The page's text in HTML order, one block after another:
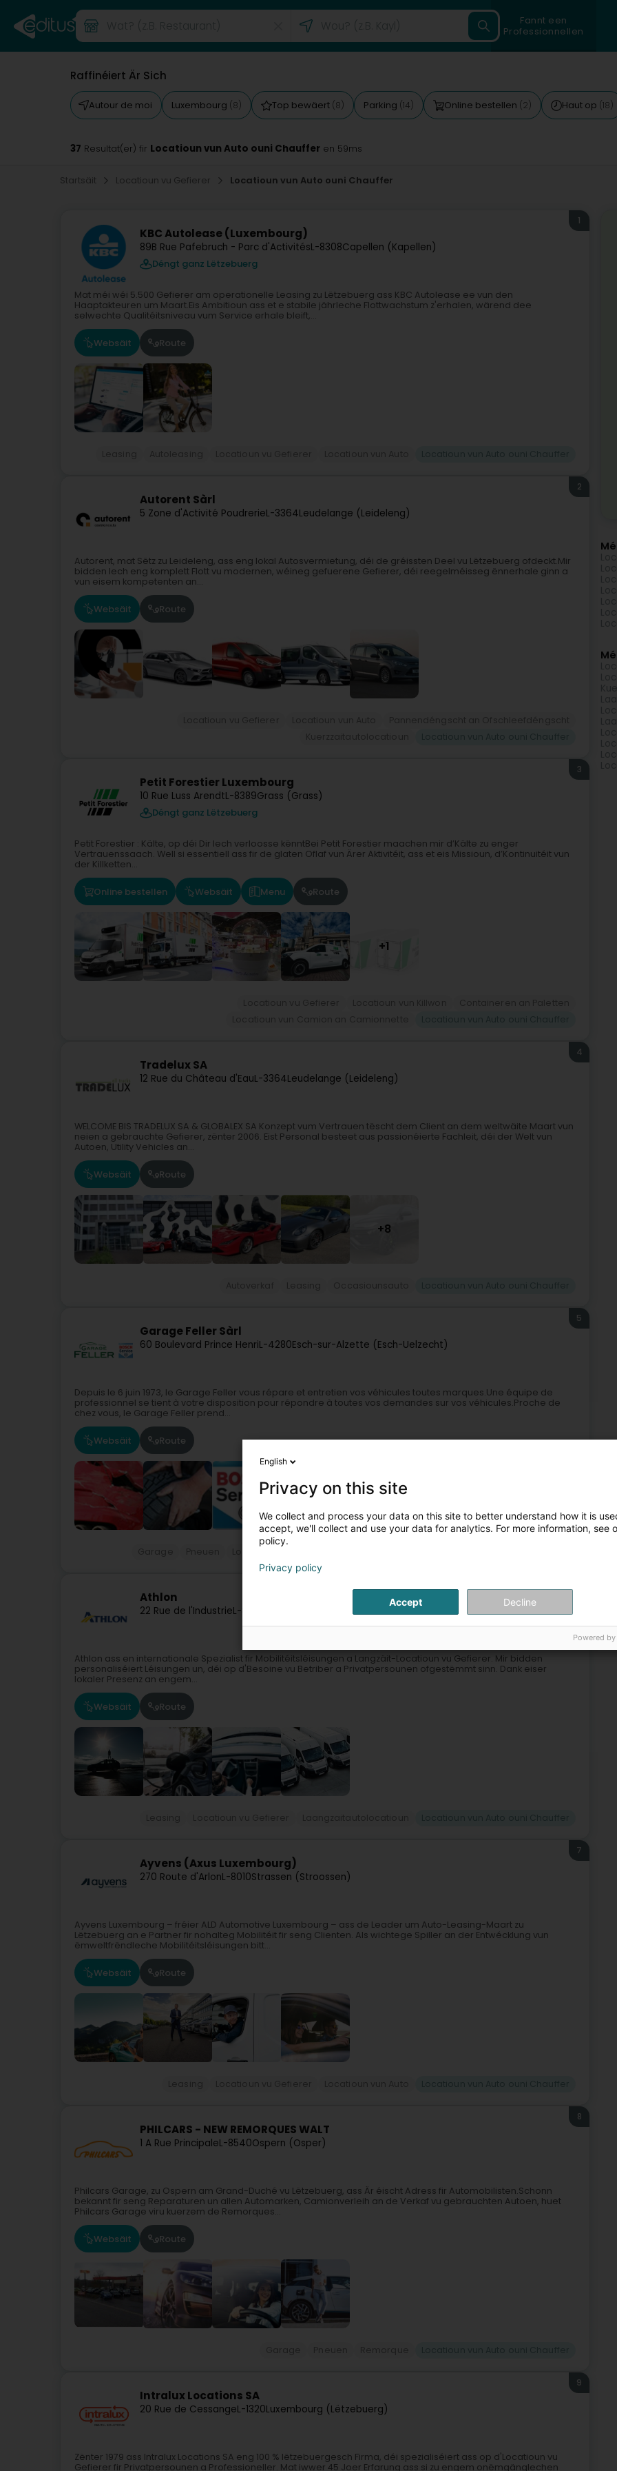
Fannt een
Professionnellen
Raffinéiert Är Sich
Autour de moi Luxembourg (8) Top bewäert (8) Parking (14) Online bestellen (2) Haut op (18)
37 Resultat(er) fir Locatioun vun Auto ouni Chauffer en 59ms
Startsäit Locatioun vu Gefierer Locatioun vun Auto ouni Chauffer
KBC Autolease (Luxembourg)
89B Rue Pafebruch - Parc d'ActivitésL-8308Capellen (Kapellen)
Déngt ganz Lëtzebuerg
1
Mat méi wéi 5.500 Gefierer am operationelle Leasing zu Lëtzebuerg ass KBC Autolease ee vun den
Haaptakteuren um Maart.Eis Ambitioun ass et e stabile jährleche Flottwachstum z'erhalen, wärend dee
selwechte Qualitéitsniveau vum Service erhale bleift,...
Websäit Route
Autorent Sàrl
5 Zone d'Activité PoudrerieL-3364Leudelange (Leideleng)
2
Autorent, mat Sëtz zu Leideleng, ass eng lokal Autosvermietung, déi de gréissten Deel vu Lëtzebuerg ofdeckt.Mir
bidden Iech eng komplett Flott vu modernen, wéineg gefuerene Gefierer, déi reegelméisseg ënnerhale ginn a
vun eisem kompetenten an...
Websäit Route
Petit Forestier Luxembourg
10 Rue Luss ArendtL-8389Grass (Grass)
Déngt ganz Lëtzebuerg
3
Petit Forestier : Kälte, op déi Dir Iech verloosse kënntBei Petit Forestier maachen mir d’Kälte zu enger
Vertrauenssaach. Well si essentiell ass fir de glaten Oflaf vun Ärer Aktivitéit, ass et eis Missioun, d’Kontinuitéit vun
der Killketten...
Online bestellen Websäit Menu Route
+1
Tradelux SA
12 Rue du Château d'EauL-3364Leudelange (Leideleng)
4
WELCOME BIS TRADELUX SA & GLOBALEX SA Konzept vum Vertrauen tëscht dem Client an dem weltwäite Maart vun
neien a gebrauchte Gefierer, zënter 2006. Eist Personal besteet aus passionéierte Fachleit, déi der Welt vun
Autoen, Utility Vehicles an...
Websäit Route
+8
Garage Feller Sàrl
60 Boulevard Prince HenriL-4280Esch-sur-Alzette (Esch-Uelzecht)
5
Depuis le 6 juin 1973, le Garage Feller vous répare et entretien vos véhicules toutes marques.Une équipe de
professionnel se tient à votre disposition pour répondre à toutes vos demandes sur vos véhicules.Proche de
chez vous, le Garage Feller prend...
Websäit Route
Athlon
22 Rue de l'IndustrieL-8399 Windhof (Wandhaff)
Athlon ass en internationale Spezialist fir Mobilitéitsléisungen a Langzäit-Locatioun vu Gefierer. Mir bidden
personaliséiert Léisungen un, déi op d'Besoine vu Betriber a Privatpersounen ofgestëmmt sinn. Dank eiser
lokaler Presenz an engem...
Websäit Route
Ayvens (Axus Luxembourg)
270 Route d'ArlonL-8010Strassen (Stroossen)
7
Ayvens Luxembourg – fréier ALD Automotive Luxembourg – ass de Leader um Auto-Leasing-Maart zu
Lëtzebuerg an e Partner fir nohalteg Mobilitéit fir seng Clienten. Als wichtege Spiller an der Entwécklung vun
ëmweltfrëndleche Mobilitéitsléisungen bitt...
Websäit Route
PHILCARS - NEW REMORQUES WALT
1 A Rue PrincipaleL-8540Ospern (Osper)
8
Philcars Garage, zu Ospern am Grand-Duché vu Lëtzebuerg, ass Är éischt Adress fir Automobilisten.Schonn
bekannt fir seng Reparaturen un allen Automarken, Camionverleih an de Verkaf vu gebrauchten Autoen, huet
Philcars Garage viru kuerzem de Remorques...
Websäit Route
Intralux Locations SA
20 Rue de CessangeL-1320Luxembourg (Lëtzebuerg)
9
Zënter 1979 ass Intralux Locations SA eng 100 % lëtzebuergesch Firma, déi spezialiséiert ass op d'Locatioun vu
Gefierer fir Privatpersounen a Professioneller. Mat iwwer 45 Joer Erfarung ass si zu engem onëmgänglechen
English
Privacy on this site
We collect and process your data on this site to better understand how it is
accept, we'll collect and use your data for analytics. For more information, see
policy.
Privacy policy
Accept Decline
Powered by